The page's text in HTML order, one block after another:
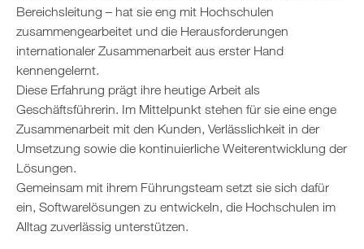
Bereichsleitung – hat sie eng mit Hochschulen
zusammengearbeitet und die Herausforderungen
internationaler Zusammenarbeit aus erster Hand
kennengelernt.
Diese Erfahrung prägt ihre heutige Arbeit als
Geschäftsführerin. Im Mittelpunkt stehen für sie eine enge
Zusammenarbeit mit den Kunden, Verlässlichkeit in der
Umsetzung sowie die kontinuierliche Weiterentwicklung der
Lösungen.
Gemeinsam mit ihrem Führungsteam setzt sie sich dafür
ein, Softwarelösungen zu entwickeln, die Hochschulen im
Alltag zuverlässig unterstützen.